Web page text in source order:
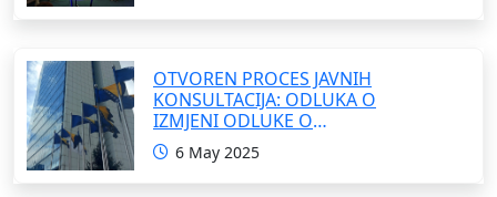
OTVOREN PROCES JAVNIH
KONSULTACIJA: ODLUKA O
IZMJENI ODLUKE O
FORMIRANJU INTERRESORNE
RADNE GRUPE ZA IZRADU
OKVIRNOG ZAKONA O
6 May 2025